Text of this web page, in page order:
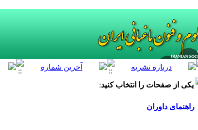
یکی از صفحات را انتخاب کنید:
راهنمای داوران